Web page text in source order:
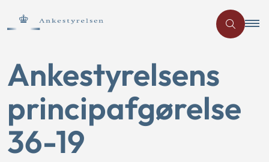
Ankestyrelsens
principafgørelse
36-19